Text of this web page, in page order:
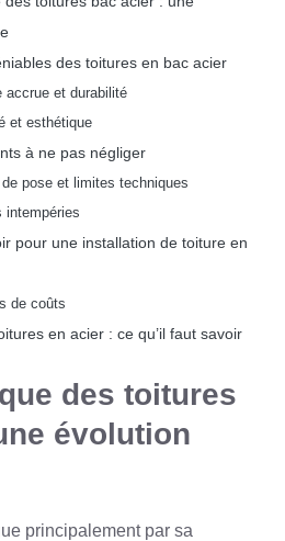
des toitures en bac acier
accrue et durabilité
et esthétique
à ne pas négliger
pose et limites techniques
intempéries
pour une installation de toiture en
de coûts
en acier : ce qu’il faut savoir
des toitures
évolution
principalement par sa